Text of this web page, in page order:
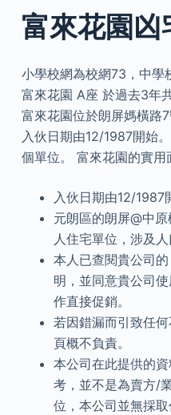
富來花園凶
小學校網為校網73，中學
富來花園 A座 於過去3年
富來花園位於朗屏媽橫路
入伙日期由12/1987開始
個單位。 富來花園的實用
入伙日期由12/1987
元朗區的朗屏@中
人住宅單位，涉及
本人已查閱貴公司
明，並同意貴公司
作直接促銷。
若因錯漏而引致任
頁概不負責。
本公司在此提供的
考，並不是為賣方/
位，本公司並無採